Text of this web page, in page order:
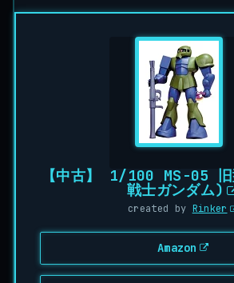
【中古】 1/100 MS-05
戦士ガンダム)
created by Rinker
Amazon